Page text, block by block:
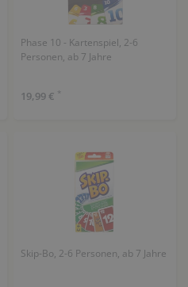
Phase 10 - Kartenspiel, 2-6
Personen, ab 7 Jahre
19,99 € *
Skip-Bo, 2-6 Personen, ab 7 Jahre